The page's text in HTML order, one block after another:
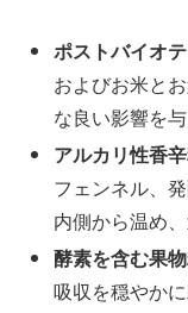
ポストバイオ
およびお米と
な良い影響を与
アルカリ性香
フェンネル、
内側から温め
酵素を含む果
吸収を穏やかに